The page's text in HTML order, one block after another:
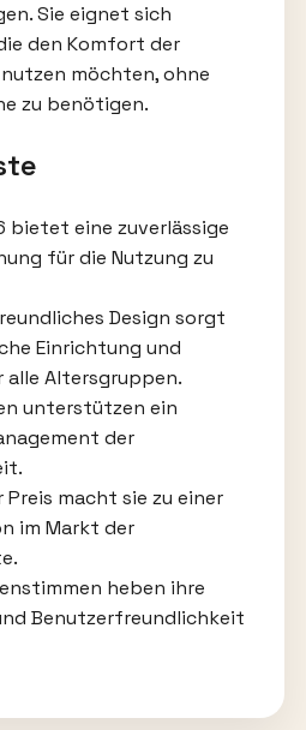
Sie eignet sich
den Komfort der
möchten, ohne
zu benötigen.
bietet eine zuverlässige
für die Nutzung zu
Design sorgt
Einrichtung und
alle Altersgruppen.
unterstützen ein
der
macht sie zu einer
im Markt der
heben ihre
Benutzerfreundlichkeit